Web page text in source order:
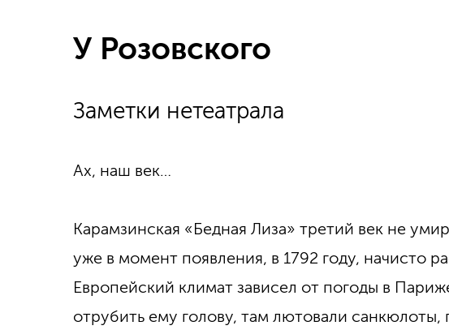
У Розовского
Заметки нетеатрала
Ах, наш век…
Карамзинская «Бедная Лиза» третий век не
уже в момент появления, в 1792 году, начисто
Европейский климат зависел от погоды в
отрубить ему голову, там лютовали